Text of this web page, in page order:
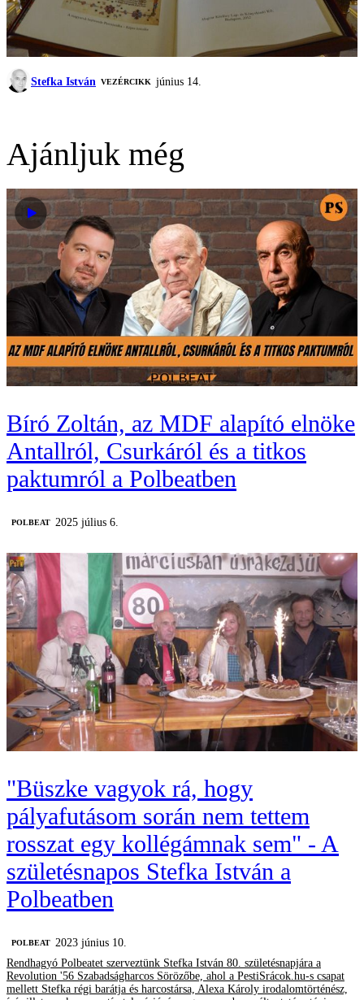
Stefka István VEZÉRCIKK június 14.
Ajánljuk még
Bíró Zoltán, az MDF alapító elnöke
Antallról, Csurkáról és a titkos
paktumról a Polbeatben
‎POLBEAT 2025 július 6.
"Büszke vagyok rá, hogy
pályafutásom során nem tettem
rosszat egy kollégámnak sem" - A
születésnapos Stefka István a
Polbeatben
‎POLBEAT
2023 június 10.
Rendhagyó Polbeatet szerveztünk Stefka István 80. születésnapjára a
Revolution '56 Szabadságharcos Sörözőbe, ahol a PestiSrácok.hu-s csapat
mellett Stefka régi barátja és harcostársa, Alexa Károly irodalomtörténész,